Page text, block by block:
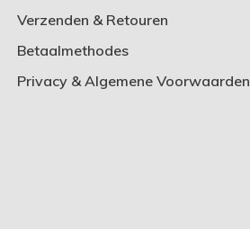
Verzenden & Retouren
Betaalmethodes
Privacy & Algemene Voorwaarden